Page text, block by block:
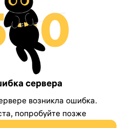
сервера
возникла ошибка.
попробуйте позже